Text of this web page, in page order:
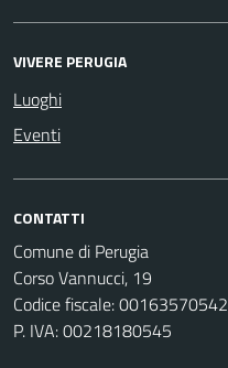
VIVERE PERUGIA
Luoghi
Eventi
CONTATTI
Comune di Perugia
Corso Vannucci, 19
Codice fiscale: 00163570542
P. IVA: 00218180545